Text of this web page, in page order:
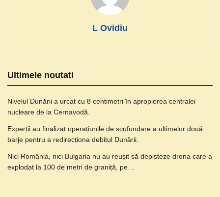
L Ovidiu
Ultimele noutati
Nivelul Dunării a urcat cu 8 centimetri în apropierea centralei
nucleare de la Cernavodă.
Experții au finalizat operațiunile de scufundare a ultimelor două
barje pentru a redirecționa debitul Dunării.
Nici România, nici Bulgaria nu au reușit să depisteze drona care a
explodat la 100 de metri de graniță, pe…